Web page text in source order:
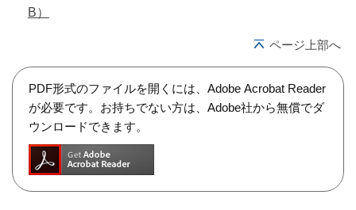
B）
ページ上部へ
PDF形式のファイルを開くには、Adobe Acrobat Reader
が必要です。お持ちでない方は、Adobe社から無償でダ
ウンロードできます。